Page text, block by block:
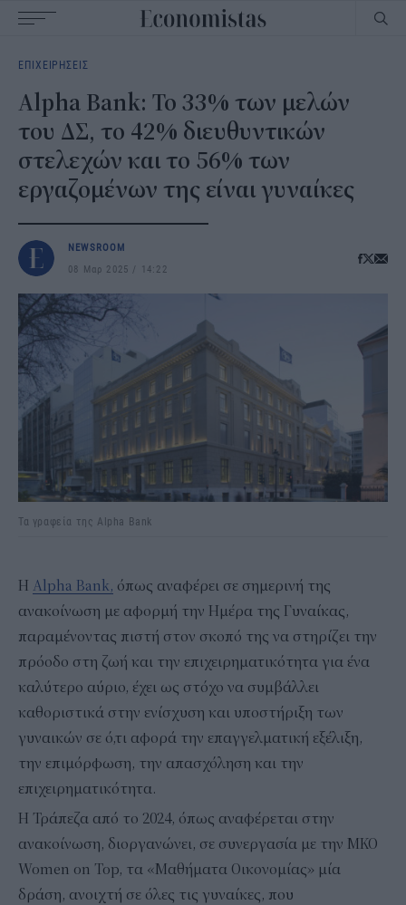
navigation
ΕΠΙΧΕΙΡΗΣΕΙΣ
Alpha Bank: Το 33% των μελών
του ΔΣ, το 42% διευθυντικών
στελεχών και το 56% των
εργαζομένων της είναι γυναίκες
NEWSROOM
08 Μαρ 2025
14:22
Τα γραφεία της Alpha Bank
Η Alpha Bank, όπως αναφέρει σε σημερινή της
ανακοίνωση με αφορμή την Ημέρα της Γυναίκας,
παραμένοντας πιστή στον σκοπό της να στηρίζει την
πρόοδο στη ζωή και την επιχειρηματικότητα για ένα
καλύτερο αύριο, έχει ως στόχο να συμβάλλει
καθοριστικά στην ενίσχυση και υποστήριξη των
γυναικών σε ό,τι αφορά την επαγγελματική εξέλιξη,
την επιμόρφωση, την απασχόληση και την
επιχειρηματικότητα.
Η Τράπεζα από το 2024, όπως αναφέρεται στην
ανακοίνωση, διοργανώνει, σε συνεργασία με την ΜΚΟ
Women on Top, τα «Μαθήματα Οικονομίας» μία
δράση, ανοιχτή σε όλες τις γυναίκες, που